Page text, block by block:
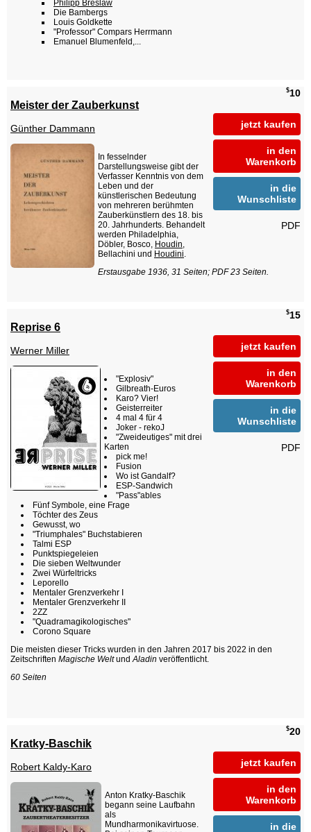
Philipp Breslaw
Die Bambergs
Louis Goldkette
"Professor" Compars Herrmann
Emanuel Blumenfeld,...
$10
jetzt kaufen
in den
Warenkorb
in die
Wunschliste
PDF
Meister der Zauberkunst
Günther Dammann
In fesselnder
Darstellungsweise gibt der
Verfasser Kenntnis von dem
Leben und der
künstlerischen Bedeutung
von mehreren berühmten
Zauberkünstlern des 18. bis
20. Jahrhunderts. Behandelt
werden Philadelphia,
Döbler, Bosco, Houdin,
Bellachini und Houdini.
Erstausgabe 1936, 31 Seiten; PDF 23 Seiten.
$15
jetzt kaufen
in den
Warenkorb
in die
Wunschliste
PDF
Reprise 6
Werner Miller
"Explosiv"
Gilbreath-Euros
Karo? Vier!
Geisterreiter
4 mal 4 für 4
Joker - rekoJ
"Zweideutiges" mit drei
Karten
pick me!
Fusion
Wo ist Gandalf?
ESP-Sandwich
"Pass"ables
Fünf Symbole, eine Frage
Töchter des Zeus
Gewusst, wo
"Triumphales" Buchstabieren
Talmi ESP
Punktspiegeleien
Die sieben Weltwunder
Zwei Würfeltricks
Leporello
Mentaler Grenzverkehr I
Mentaler Grenzverkehr II
2ZZ
"Quadramagikologisches"
Corono Square
Die meisten dieser Tricks wurden in den Jahren 2017 bis 2022 in den
Zeitschriften Magische WeltundAladin veröffentlicht.
60 Seiten
$20
jetzt kaufen
in den
Warenkorb
in die
Kratky-Baschik
Robert Kaldy-Karo
Anton Kratky-Baschik
begann seine Laufbahn
als
Mundharmonikavirtuose.